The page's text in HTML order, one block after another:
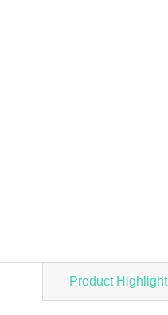
Product Highlight